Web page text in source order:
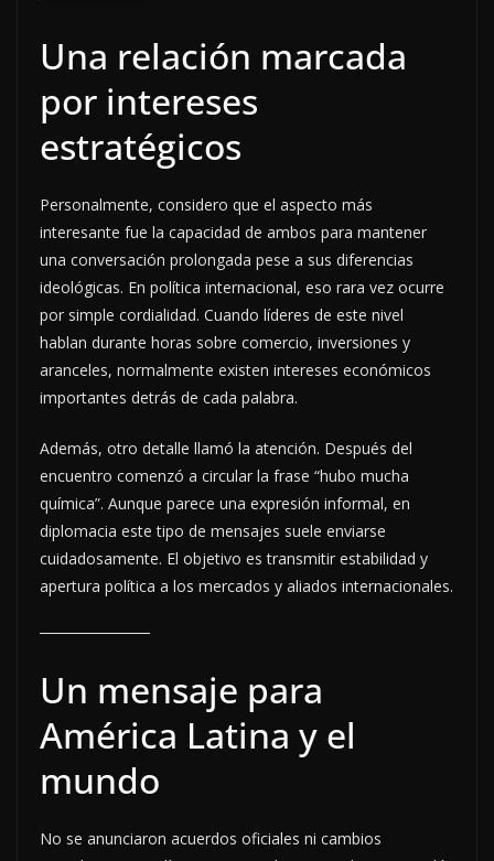
Una relación marcada
por intereses
estratégicos
Personalmente, considero que el aspecto más
interesante fue la capacidad de ambos para mantener
una conversación prolongada pese a sus diferencias
ideológicas. En política internacional, eso rara vez ocurre
por simple cordialidad. Cuando líderes de este nivel
hablan durante horas sobre comercio, inversiones y
aranceles, normalmente existen intereses económicos
importantes detrás de cada palabra.
Además, otro detalle llamó la atención. Después del
encuentro comenzó a circular la frase “hubo mucha
química”. Aunque parece una expresión informal, en
diplomacia este tipo de mensajes suele enviarse
cuidadosamente. El objetivo es transmitir estabilidad y
apertura política a los mercados y aliados internacionales.
Un mensaje para
América Latina y el
mundo
No se anunciaron acuerdos oficiales ni cambios